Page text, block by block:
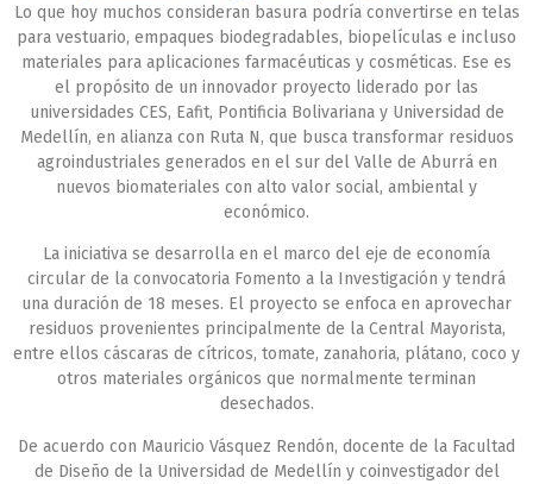
Lo que hoy muchos consideran basura podría convertirse en telas
para vestuario, empaques biodegradables, biopelículas e incluso
materiales para aplicaciones farmacéuticas y cosméticas. Ese es
el propósito de un innovador proyecto liderado por las
universidades CES, Eafit, Pontificia Bolivariana y Universidad de
Medellín, en alianza con Ruta N, que busca transformar residuos
agroindustriales generados en el sur del Valle de Aburrá en
nuevos biomateriales con alto valor social, ambiental y
económico.
La iniciativa se desarrolla en el marco del eje de economía
circular de la convocatoria Fomento a la Investigación y tendrá
una duración de 18 meses. El proyecto se enfoca en aprovechar
residuos provenientes principalmente de la Central Mayorista,
entre ellos cáscaras de cítricos, tomate, zanahoria, plátano, coco y
otros materiales orgánicos que normalmente terminan
desechados.
De acuerdo con Mauricio Vásquez Rendón, docente de la Facultad
de Diseño de la Universidad de Medellín y coinvestigador del